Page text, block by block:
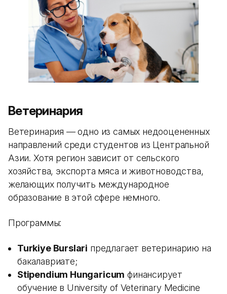
Ветеринария
Ветеринария — одно из самых недооцененных
направлений среди студентов из Центральной
Азии. Хотя регион зависит от сельского
хозяйства, экспорта мяса и животноводства,
желающих получить международное
образование в этой сфере немного.
Программы:
Turkiye Burslari предлагает ветеринарию на
бакалавриате;
Stipendium Hungaricum финансирует
обучение в University of Veterinary Medicine